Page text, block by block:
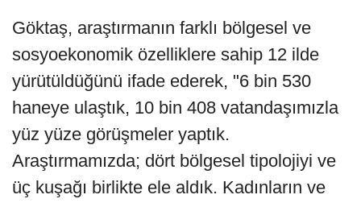
Göktaş, araştırmanın farklı bölgesel ve
sosyoekonomik özelliklere sahip 12 ilde
yürütüldüğünü ifade ederek, "6 bin 530
haneye ulaştık, 10 bin 408 vatandaşımızla
yüz yüze görüşmeler yaptık.
Araştırmamızda; dört bölgesel tipolojiyi ve
üç kuşağı birlikte ele aldık. Kadınların ve